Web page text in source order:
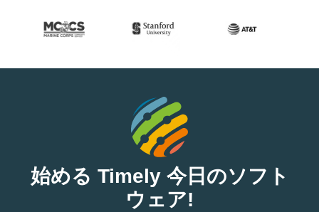
始める Timely 今日のソフト
ウェア!